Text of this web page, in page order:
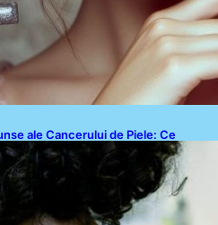
ale Cancerului de Piele: Ce
pentru a Ne Proteja